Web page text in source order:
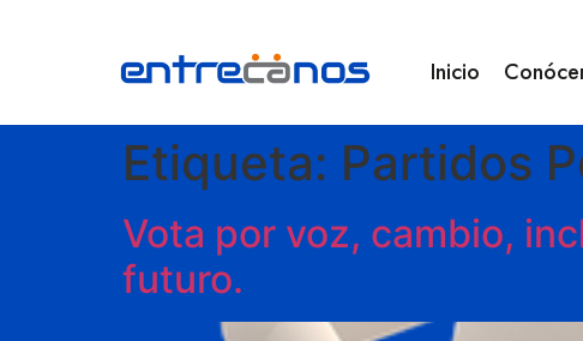
Inicio
Etiqueta: Partidos
Vota por voz, cambio,
futuro.